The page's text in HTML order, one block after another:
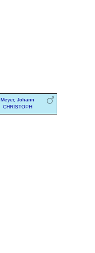
Meyer, Johann
CHRISTOPH